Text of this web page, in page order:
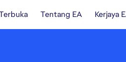
Tentang EA Kerjaya